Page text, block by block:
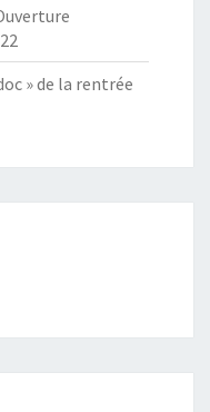
» de la rentrée